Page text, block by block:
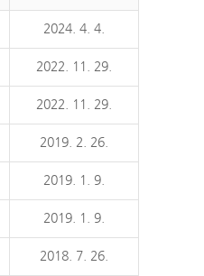
2024. 4. 4.
2022. 11. 29.
2022. 11. 29.
2019. 2. 26.
2019. 1. 9.
2019. 1. 9.
2018. 7. 26.